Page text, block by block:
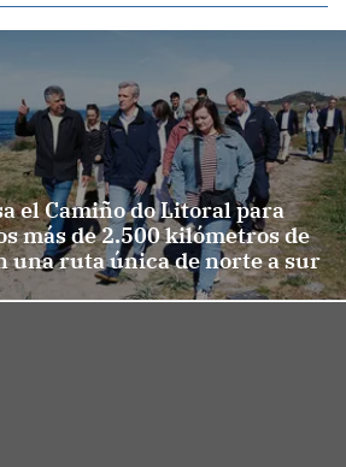
el Camiño do Litoral para
más de 2.500 kilómetros de
una ruta única de norte a sur